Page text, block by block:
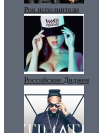
Рок исполнители
Российские Диджеи